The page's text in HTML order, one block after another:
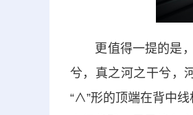
更值得一提的是，
兮，真之河之干兮，
“∧”形的顶端在背中